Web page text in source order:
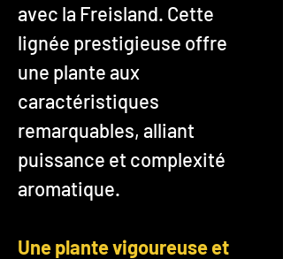
avec la Freisland. Cette
lignée prestigieuse offre
une plante aux
caractéristiques
remarquables, alliant
puissance et complexité
aromatique.
Une plante vigoureuse et